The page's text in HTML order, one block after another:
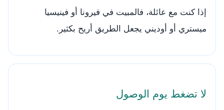
إذا كنت مع عائلة، فالمبيت في فيرونا أو فينيسيا
ميستري أو أوديني يجعل الطريق أريح بكثير.
لا تضغط يوم الوصول